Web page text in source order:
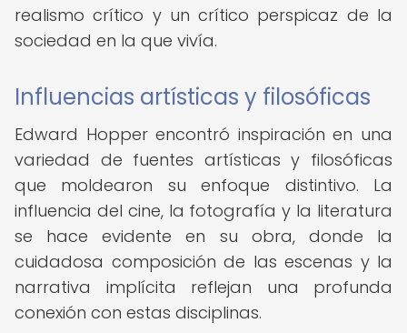
realismo crítico y un crítico perspicaz de la
sociedad en la que vivía.
Influencias artísticas y filosóficas
Edward Hopper encontró inspiración en una
variedad de fuentes artísticas y filosóficas
que moldearon su enfoque distintivo. La
influencia del cine, la fotografía y la literatura
se hace evidente en su obra, donde la
cuidadosa composición de las escenas y la
narrativa implícita reflejan una profunda
conexión con estas disciplinas.